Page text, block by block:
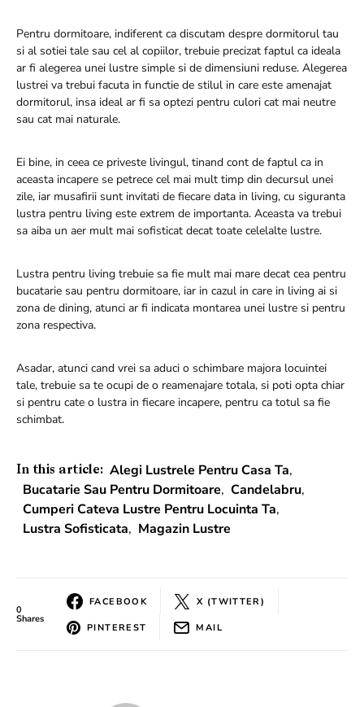
Pentru dormitoare, indiferent ca discutam despre dormitorul tau
si al sotiei tale sau cel al copiilor, trebuie precizat faptul ca ideala
ar fi alegerea unei lustre simple si de dimensiuni reduse. Alegerea
lustrei va trebui facuta in functie de stilul in care este amenajat
dormitorul, insa ideal ar fi sa optezi pentru culori cat mai neutre
sau cat mai naturale.
Ei bine, in ceea ce priveste livingul, tinand cont de faptul ca in
aceasta incapere se petrece cel mai mult timp din decursul unei
zile, iar musafirii sunt invitati de fiecare data in living, cu siguranta
lustra pentru living este extrem de importanta. Aceasta va trebui
sa aiba un aer mult mai sofisticat decat toate celelalte lustre.
Lustra pentru living trebuie sa fie mult mai mare decat cea pentru
bucatarie sau pentru dormitoare, iar in cazul in care in living ai si
zona de dining, atunci ar fi indicata montarea unei lustre si pentru
zona respectiva.
Asadar, atunci cand vrei sa aduci o schimbare majora locuintei
tale, trebuie sa te ocupi de o reamenajare totala, si poti opta chiar
si pentru cate o lustra in fiecare incapere, pentru ca totul sa fie
schimbat.
In this article: Alegi Lustrele Pentru Casa Ta,
Bucatarie Sau Pentru Dormitoare, Candelabru,
Cumperi Cateva Lustre Pentru Locuinta Ta,
Lustra Sofisticata, Magazin Lustre
0
Shares
FACEBOOK X (TWITTER)
PINTEREST MAIL